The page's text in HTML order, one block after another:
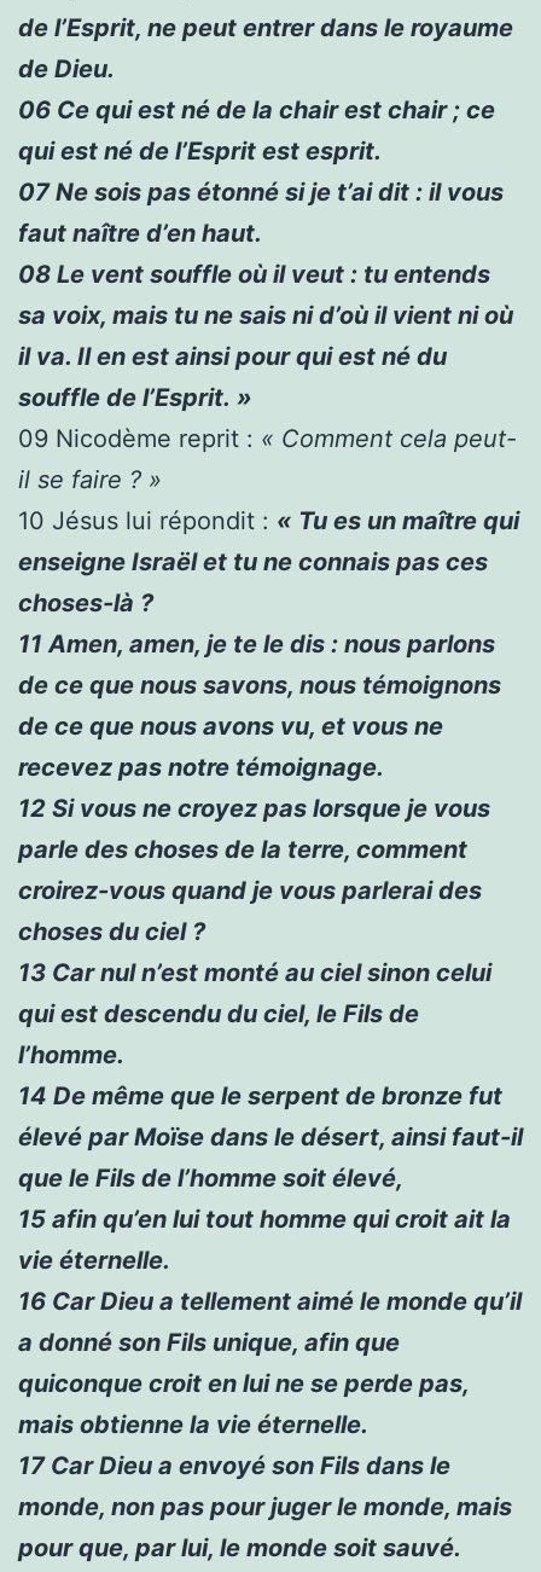
de l’Esprit, ne peut entrer dans le royaume
de Dieu.
06 Ce qui est né de la chair est chair ; ce
qui est né de l’Esprit est esprit.
07Ne sois pas étonné si je t’ai dit : il vous
faut naître d’en haut.
08 Le vent souffle où il veut : tu entends
sa voix, mais tu ne sais ni d’où il vient ni où
il va. Il en est ainsi pour qui est né du
souffle de l’Esprit. »
09 Nicodème reprit : « Comment cela peut-
il se faire ? »
10 Jésus lui répondit : « Tu es un maître qui
enseigne Israël et tu ne connais pas ces
choses-là ?
11 Amen, amen, je te le dis : nous parlons
de ce que nous savons, nous témoignons
de ce que nous avons vu, et vous ne
recevez pas notre témoignage.
12 Si vous ne croyez pas lorsque je vous
parle des choses de la terre, comment
croirez-vous quand je vous parlerai des
choses du ciel ?
13 Car nul n’est monté au ciel sinon celui
qui est descendu du ciel, le Fils de
l’homme.
14 De même que le serpent de bronze fut
élevé par Moïse dans le désert, ainsi faut-il
que le Fils de l’homme soit élevé,
15 afin qu’en lui tout homme qui croit ait la
vie éternelle.
16 Car Dieu a tellement aimé le monde qu’il
a donné son Fils unique, afin que
quiconque croit en lui ne se perde pas,
mais obtienne la vie éternelle.
17Car Dieu a envoyé son Fils dans le
monde, non pas pour juger le monde, mais
pour que, par lui, le monde soit sauvé.